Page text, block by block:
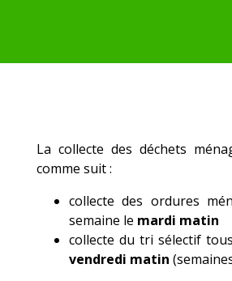
La collecte des déchets
comme suit :
collecte des ordures
semaine le mardi matin
collecte du tri sélectif
vendredi matin